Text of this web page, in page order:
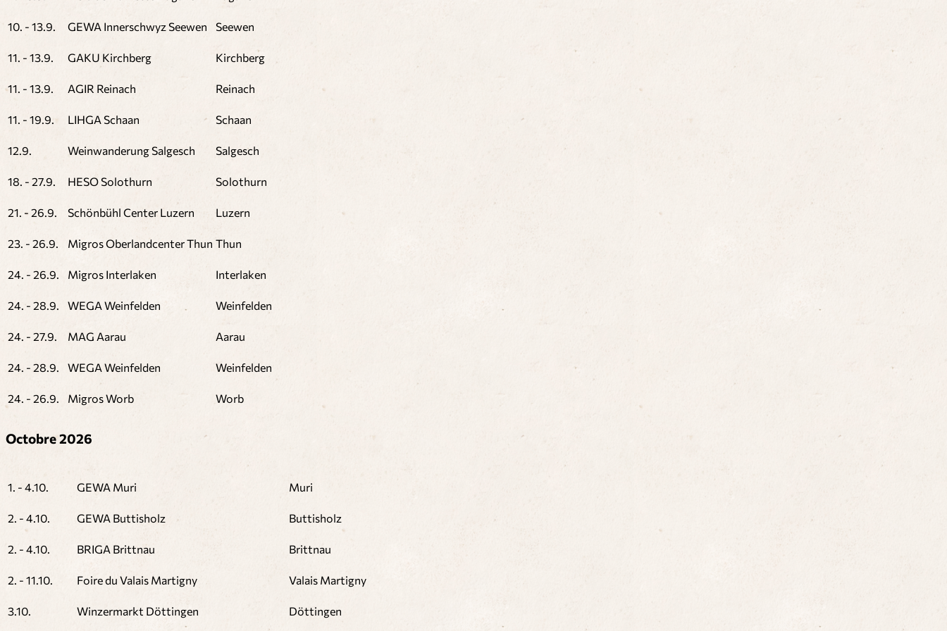
10. - 13.9. GEWA Innerschwyz Seewen Seewen
11. - 13.9. GAKU Kirchberg Kirchberg
11. - 13.9. AGIR Reinach Reinach
11. - 19.9. LIHGA Schaan Schaan
12.9. Weinwanderung Salgesch Salgesch
18. - 27.9. HESO Solothurn Solothurn
21. - 26.9. Schönbühl Center Luzern Luzern
23. - 26.9. Migros Oberlandcenter Thun Thun
24. - 26.9. Migros Interlaken Interlaken
24. - 28.9. WEGA Weinfelden Weinfelden
24. - 27.9. MAG Aarau Aarau
24. - 28.9. WEGA Weinfelden Weinfelden
24. - 26.9. Migros Worb Worb
Octobre 2026
1. - 4.10. GEWA Muri Muri
2. - 4.10. GEWA Buttisholz Buttisholz
2. - 4.10. BRIGA Brittnau Brittnau
2. - 11.10. Foire du Valais Martigny Valais Martigny
3.10. Winzermarkt Döttingen Döttingen